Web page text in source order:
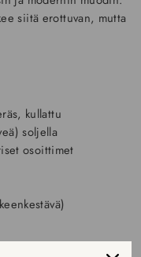
siitä erottuvan, mutta
kullattu
soljella
osoittimet